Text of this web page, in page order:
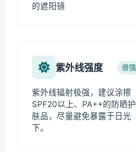
的遮阳镜
紫外线强度 很强
紫外线辐射极强，建议涂擦
SPF20以上、PA++的防晒护
肤品，尽量避免暴露于日光
下。